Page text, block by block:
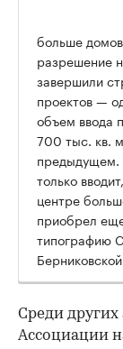
больше
разрешение
завершили
проектов —
объем ввода
700 тыс. кв.
предыдущем.
только
центре
приобрел
типографию
Среди других
Ассоциации